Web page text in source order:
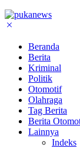
Beranda
Berita
Kriminal
Politik
Otomotif
Olahraga
Tag Berita
Berita
Lainnya
Indeks